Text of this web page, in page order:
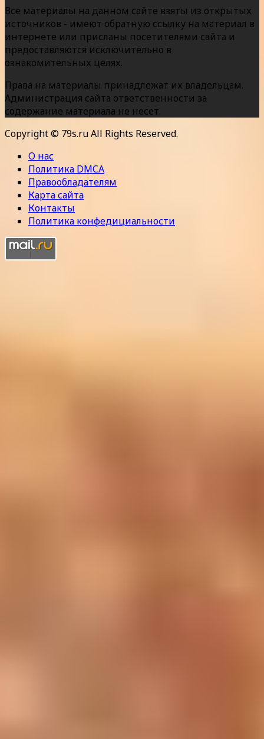
Все материалы на данном сайте взяты из открытых
источников - имеют обратную ссылку на материал в
интернете или присланы посетителями сайта и
предоставляются исключительно в
ознакомительных целях.
Права на материалы принадлежат их владельцам.
Администрация сайта ответственности за
содержание материала не несет.
Copyright © 79s.ru All Rights Reserved.
О нас
Политика DMCA
Правообладателям
Карта сайта
Контакты
Политика конфедициальности